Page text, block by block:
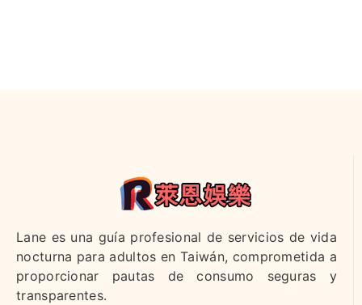
Lane es una guía profesional de servicios de vida
nocturna para adultos en Taiwán, comprometida a
proporcionar pautas de consumo seguras y
transparentes.